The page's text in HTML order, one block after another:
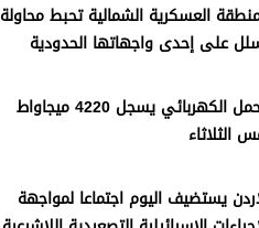
العسكرية الشمالية تحبط محاولة
على إحدى واجهاتها الحدودية
الحمل الكهربائي يسجل 4220 ميجاواط
الثلاثاء
يستضيف اليوم اجتماعا لمواجهة